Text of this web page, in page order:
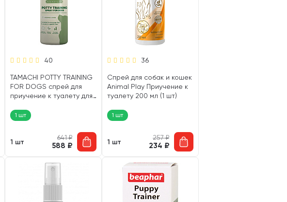
40
TAMACHI POTTY TRAINING
FOR DOGS спрей для
приучение к туалету для
1 шт
1 шт
641₽
588 ₽
36
Спрей для собак и кошек
Animal Play Приучение к
туалету 200 мл (1 шт)
1 шт
1 шт
257₽
234 ₽